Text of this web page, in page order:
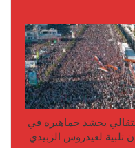
يحشد جماهيره في
تلبية لعيدروس الزبيدي